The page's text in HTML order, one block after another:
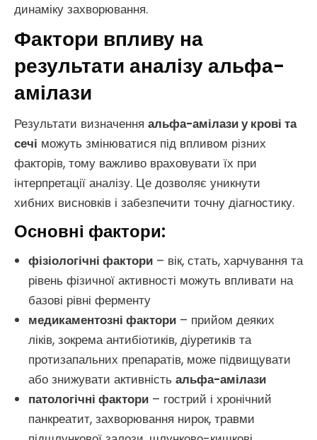
динаміку захворювання.
Фактори впливу на
результати аналізу альфа-
амілази
Результати визначення альфа-амілази у крові та
сечі можуть змінюватися під впливом різних
факторів, тому важливо враховувати їх при
інтерпретації аналізу. Це дозволяє уникнути
хибних висновків і забезпечити точну діагностику.
Основні фактори:
фізіологічні фактори – вік, стать, харчування та
рівень фізичної активності можуть впливати на
базові рівні ферменту
медикаментозні фактори – прийом деяких
ліків, зокрема антибіотиків, діуретиків та
протизапальних препаратів, може підвищувати
або знижувати активність альфа-амілази
патологічні фактори – гострий і хронічний
панкреатит, захворювання нирок, травми